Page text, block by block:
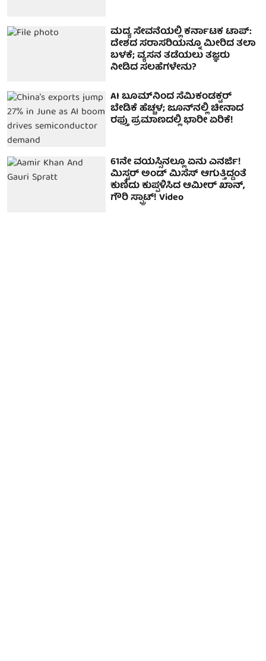
ಮದ್ಯ ಸೇವನೆಯಲ್ಲಿ ಕರ್ನಾಟಕ ಟಾಪ್:
ದೇಶದ ಸರಾಸರಿಯನ್ನೂ ಮೀರಿದ ತಲಾ
ಬಳಕೆ; ವ್ಯಸನ ತಡೆಯಲು ತಜ್ಞರು
ನೀಡಿದ ಸಲಹೆಗಳೇನು?
AI ಬೂಮ್‌ನಿಂದ ಸೆಮಿಕಂಡಕ್ಟರ್
ಬೇಡಿಕೆ ಹೆಚ್ಚಳ; ಜೂನ್‌ನಲ್ಲಿ ಚೀನಾದ
ರಫ್ತು ಪ್ರಮಾಣದಲ್ಲಿ ಭಾರೀ ಏರಿಕೆ!
61ನೇ ವಯಸ್ಸಿನಲ್ಲೂ ಏನು ಎನರ್ಜಿ!
ಮಿಸ್ಟರ್ ಅಂಡ್ ಮಿಸೆಸ್ ಆಗುತ್ತಿದ್ದಂತೆ
ಕುಣಿದು ಕುಪ್ಪಳಿಸಿದ ಆಮೀರ್ ಖಾನ್,
ಗೌರಿ ಸ್ಪ್ರಾಟ್! Video